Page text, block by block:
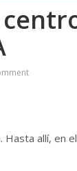
Hasta allí, en el